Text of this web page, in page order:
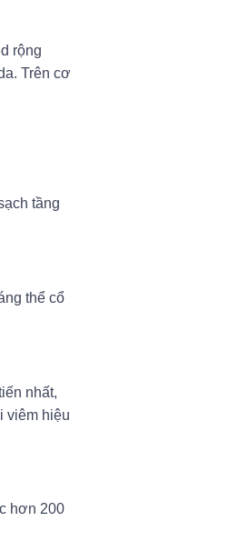
rộng
Trên cơ
tầng
thể cổ
nhất,
viêm hiệu
hơn 200